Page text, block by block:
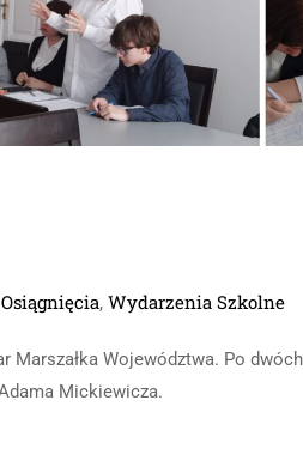
Osiągnięcia, Wydarzenia Szkolne
Marszałka Województwa. Po
Mickiewicza.